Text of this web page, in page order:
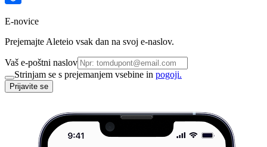
E-novice
Prejemajte Aleteio vsak dan na svoj e-naslov.
Vaš e-poštni naslov
Strinjam se s prejemanjem vsebine in pogoji.
Prijavite se